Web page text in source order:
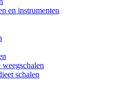
en instrumenten
schalen